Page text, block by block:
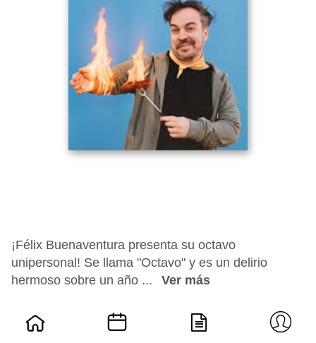
¡Félix Buenaventura presenta su octavo
unipersonal! Se llama "Octavo" y es un delirio
hermoso sobre un año ...
Ver más